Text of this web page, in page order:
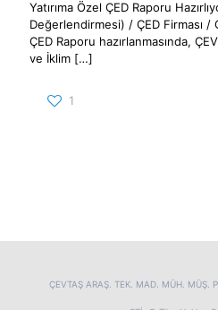
Yatırıma Özel ÇED Raporu
Değerlendirmesi) / ÇED Firması /
ÇED Raporu hazırlanmasında,
ve İklim […]
1
ÇEVTAŞ ARAŞ. TEK. MAD. MÜH. MÜŞ.